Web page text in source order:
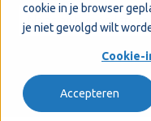
cookie in je browser
je niet gevolgd wilt
Cookie-
Accepteren